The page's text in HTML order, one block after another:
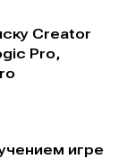
Creator
Pro,
игре